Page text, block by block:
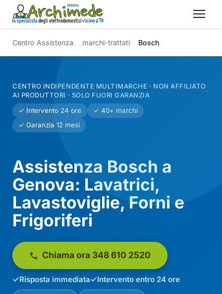
Centro Assistenza marchi-trattati Bosch
CENTRO INDIPENDENTE MULTIMARCHE · NON AFFILIATO
AI PRODUTTORI · SOLO FUORI GARANZIA
✓ Intervento 24 ore
✓ 40+ marchi
✓ Garanzia 12 mesi
Assistenza Bosch a
Genova: Lavatrici,
Lavastoviglie, Forni e
Frigoriferi
Chiama ora 348 610 2520
Risposta immediata Intervento entro 24 ore